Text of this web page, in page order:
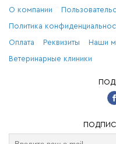
О компании
Политика
Оплата Реквизиты Наши
Ветеринарные клиники